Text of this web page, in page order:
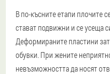
В по-късните етапи плочите
стават подвижни и се усеща
Деформираните пластини
обувки. При жените
невъзможността да носят